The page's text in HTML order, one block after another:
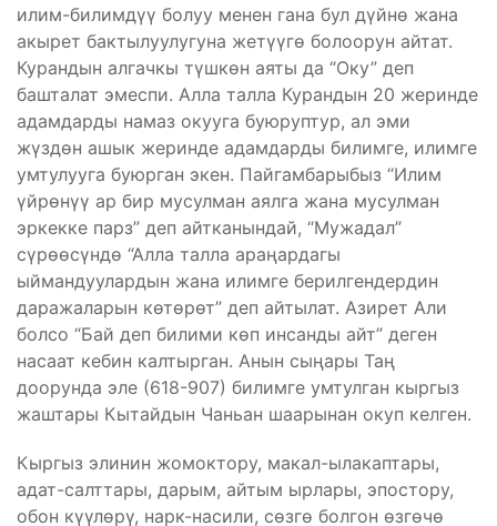
илим-билимдүү болуу менен гана бул дүйнө жана
акырет бактылуулугуна жетүүгө болоорун айтат.
Курандын алгачкы түшкөн аяты да “Оку” деп
башталат эмеспи. Алла талла Курандын 20 жеринде
адамдарды намаз окууга буюруптур, ал эми
жүздөн ашык жеринде адамдарды билимге, илимге
умтулууга буюрган экен. Пайгамбарыбыз “Илим
үйрөнүү ар бир мусулман аялга жана мусулман
эркекке парз” деп айтканындай, “Мужадал”
сүрөөсүндө “Алла талла араңардагы
ыймандуулардын жана илимге берилгендердин
даражаларын көтөрөт” деп айтылат. Азирет Али
болсо “Бай деп билими көп инсанды айт” деген
насаат кебин калтырган. Анын сыңары Таң
доорунда эле (618-907) билимге умтулган кыргыз
жаштары Кытайдын Чаньан шаарынан окуп келген.
Кыргыз элинин жомоктору, макал-ылакаптары,
адат-салттары, дарым, айтым ырлары, эпостору,
обон күүлөрү, нарк-насили, сөзгө болгон өзгөчө